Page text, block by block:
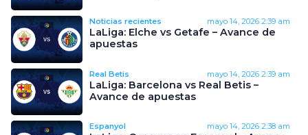
Noticias recientes mayo 14, 2026 2:39 am
LaLiga: Elche vs Getafe – Avance de
apuestas
Real Betis mayo 14, 2026 2:39 am
LaLiga: Barcelona vs Real Betis –
Avance de apuestas
Espanyol mayo 14, 2026 2:38 am